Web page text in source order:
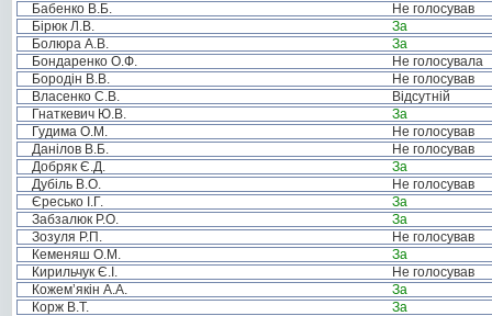
Бабенко В.Б.
Не голосував
Бірюк Л.В.
За
Болюра А.В.
За
Бондаренко О.Ф.
Не голосувала
Бородін В.В.
Не голосував
Власенко С.В.
Відсутній
Гнаткевич Ю.В.
За
Гудима О.М.
Не голосував
Данілов В.Б.
Не голосував
Добряк Є.Д.
За
Дубіль В.О.
Не голосував
Єресько І.Г.
За
Забзалюк Р.О.
За
Зозуля Р.П.
Не голосував
Кеменяш О.М.
За
Кирильчук Є.І.
Не голосував
Кожем’якін А.А.
За
Корж В.Т.
За